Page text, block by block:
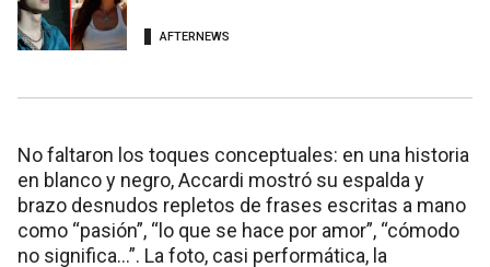
AFTERNEWS
No faltaron los toques conceptuales: en una historia
en blanco y negro, Accardi mostró su espalda y
brazo desnudos repletos de frases escritas a mano
como “pasión”, “lo que se hace por amor”, “cómodo
no significa...”. La foto, casi performática, la